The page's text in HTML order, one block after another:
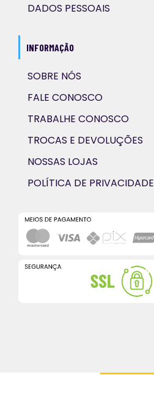
DADOS PESSOAIS
INFORMAÇÃO
SOBRE NÓS
FALE CONOSCO
TRABALHE CONOSCO
TROCAS E DEVOLUÇÕES
NOSSAS LOJAS
POLÍTICA DE PRIVACIDADE